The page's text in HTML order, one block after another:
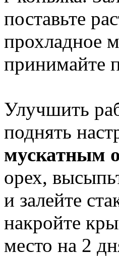
поставьте
прохладное
принимайте
Улучшить
поднять
мускатным
орех,
и залейте
накройте
место на 2